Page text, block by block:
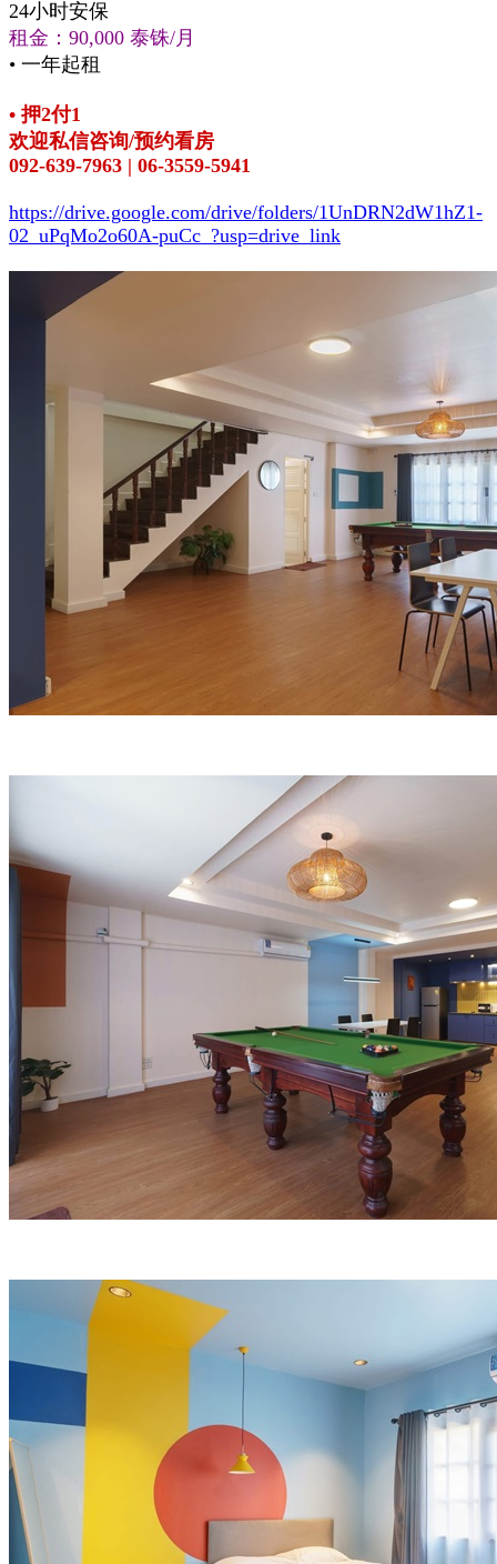
24小时安保
租金：90,000 泰铢/月
• 一年起租
• 押2付1
欢迎私信咨询/预约看房
092-639-7963 | 06-3559-5941
https://drive.google.com/drive/folders/1UnDRN2dW1hZ1-
02_uPqMo2o60A-puCc_?usp=drive_link